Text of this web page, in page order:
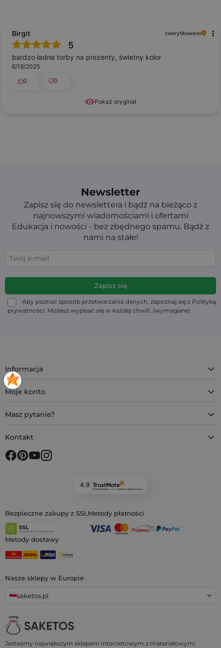
Pokaż oryginał
Birgit zweryfikowano
5
bardzo ładne torby na prezenty, świetny kolor
6/18/2025
0
0
Newsletter
Zapisz się do newslettera i bądź na bieżąco z
najnowszymi wiadomościami i ofertami
Edukacja i nowości - bez zbędnego spamu. Bądź z
nami na stałe!
Aby poznać sposób przetwarzania danych, zapoznaj się z Polityką
prywatności. Możesz wypisać się w każdej chwili. (wymagane)
Jesteśmy największym sklepem internetowym z materiałowymi
Nasze sklepy w Europie
saketos.pl
Informacja
Moje konto
Masz pytanie?
Kontakt
4.9
Na podstawie 11 902opiniiz całego okresu
Bezpieczne zakupy z SSLMetody płatności
Metody dostawy